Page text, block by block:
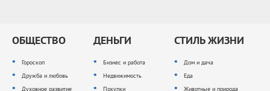
ОБЩЕСТВО
Гороскоп
Дружба и любовь
Духовное развитие
ДЕНЬГИ
Бизнес и работа
Недвижимость
Покупки
СТИЛЬ ЖИЗНИ
Дом и дача
Еда
Животные и природа